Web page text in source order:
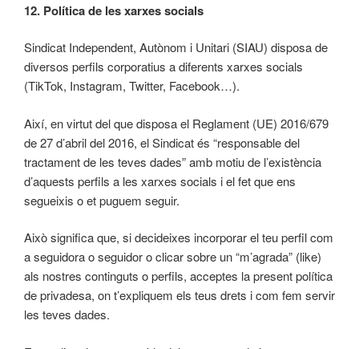
12. Política de les xarxes socials
Sindicat Independent, Autònom i Unitari (SIAU) disposa de
diversos perfils corporatius a diferents xarxes socials
(TikTok, Instagram, Twitter, Facebook…).
Així, en virtut del que disposa el Reglament (UE) 2016/679
de 27 d’abril del 2016, el Sindicat és “responsable del
tractament de les teves dades” amb motiu de l’existència
d’aquests perfils a les xarxes socials i el fet que ens
segueixis o et puguem seguir.
Això significa que, si decideixes incorporar el teu perfil com
a seguidora o seguidor o clicar sobre un “m’agrada” (like)
als nostres continguts o perfils, acceptes la present política
de privadesa, on t’expliquem els teus drets i com fem servir
les teves dades.